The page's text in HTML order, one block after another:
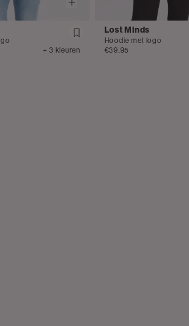
+ 3 kleuren
Lost Minds
Hoodie met logo
€39.95